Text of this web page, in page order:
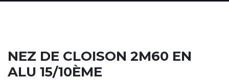
NEZ DE CLOISON 2M60 EN
ALU 15/10ÈME